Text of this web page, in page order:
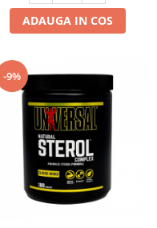
ADAUGA IN COS
-9%